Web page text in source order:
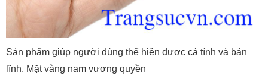
Sản phẩm giúp người dùng thể hiện được cá tính và bản
lĩnh. Mặt vàng nam vương quyền